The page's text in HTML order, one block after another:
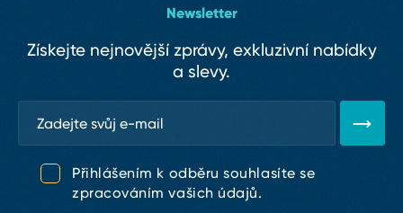
Newsletter
Získejte nejnovější zprávy, exkluzivní nabídky
a slevy.
Přihlášením k odběru souhlasíte se
zpracováním vašich údajů.